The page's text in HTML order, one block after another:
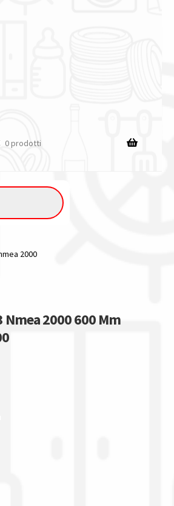
0 prodotti
2000
Nmea 2000 600 Mm